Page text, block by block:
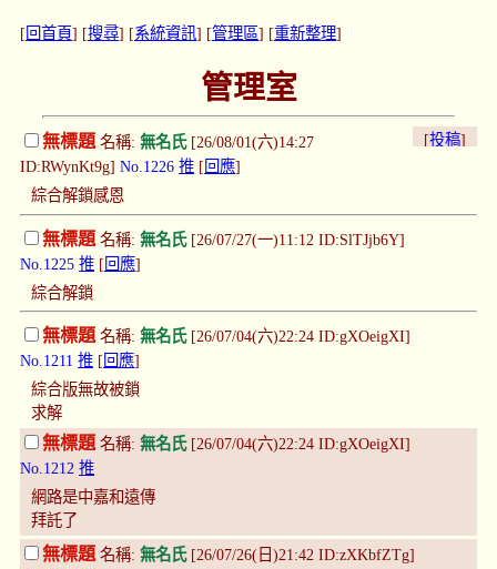
[ 回首頁] [搜尋] [系統資訊] [管理區] [重新整理]
管理室
[投稿]
無標題名稱: 無名氏[26/08/01(六)14:27
ID:RWynKt9g] No.1226 推 [ 回應]
綜合解鎖感恩
無標題名稱: 無名氏[26/07/27(一)11:12 ID:SlTJjb6Y]
No.1225 推 [ 回應]
綜合解鎖
無標題名稱: 無名氏[26/07/04(六)22:24 ID:gXOeigXI]
No.1211 推 [ 回應]
綜合版無故被鎖
求解
無標題 名稱: 無名氏[26/07/04(六)22:24 ID:gXOeigXI]
No.1212 推
網路是中嘉和遠傳
拜託了
無標題名稱: 無名氏[26/07/26(日)21:42 ID:zXKbfZTg]